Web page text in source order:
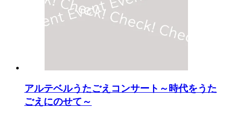
アルテベルうたごえコンサート～時代をうた
ごえにのせて～